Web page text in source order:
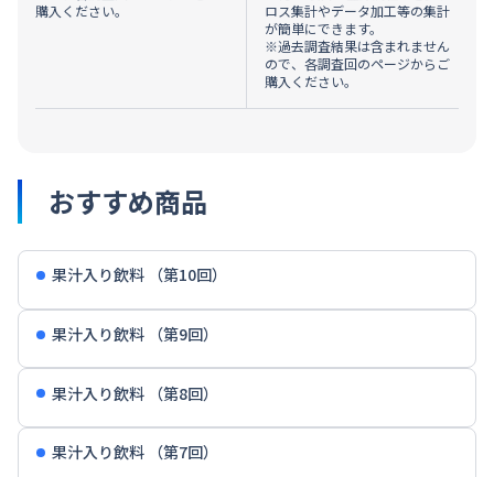
購入ください。
ロス集計やデータ加工等の集計
が簡単にできます。
※過去調査結果は含まれません
ので、各調査回のページからご
購入ください。
おすすめ商品
果汁入り飲料 （第10回）
果汁入り飲料 （第9回）
果汁入り飲料 （第8回）
果汁入り飲料 （第7回）